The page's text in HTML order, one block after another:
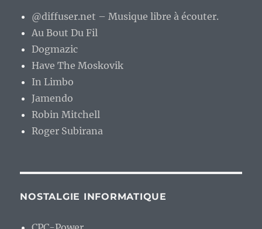
@diffuser.net – Musique libre à écouter.
Au Bout Du Fil
Dogmazic
Have The Moskovik
In Limbo
Jamendo
Robin Mitchell
Roger Subirana
NOSTALGIE INFORMATIQUE